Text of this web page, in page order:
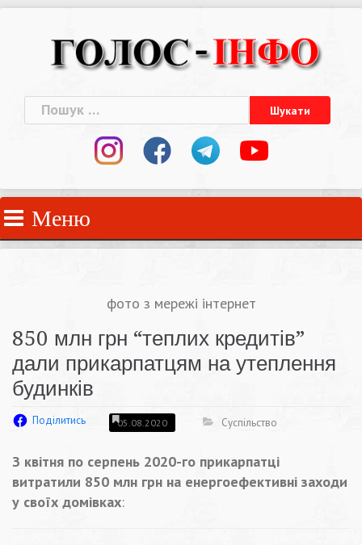
Пошук:
Меню
фото з мережі інтернет
850 млн грн “теплих кредитів”
дали прикарпатцям на утеплення
будинків
Поділитись 05.08.2020 Суспільство
З квітня по серпень 2020-го прикарпатці
витратили 850 млн грн на енергоефективні заходи
у своїх домівках: